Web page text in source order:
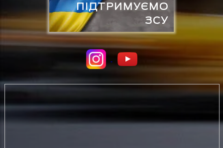
ПІДТРИМУЄМО
ЗСУ